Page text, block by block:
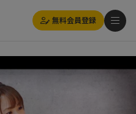
無料会員登録